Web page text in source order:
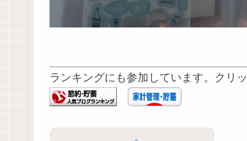
ランキングにも参加しています。クリ